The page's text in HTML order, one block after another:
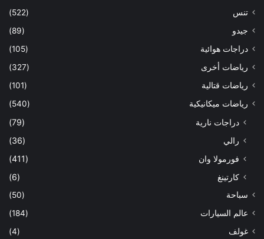
تنس
(522)
جيدو
(89)
دراجات هوائية
(105)
رياضات أخرى
(327)
رياضات قتالية
(101)
رياضات ميكانيكية
(540)
دراجات نارية
(79)
رالي
(36)
فورمولا وان
(411)
كارتينغ
(6)
سباحة
(50)
عالم السيارات
(184)
غولف
(4)